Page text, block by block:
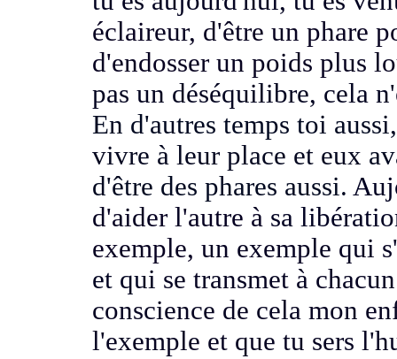
éclaireur, d'être un phare
d'endosserun poids plus
pas un déséquilibre, cela
En d'autres temps toi
vivre à leur place et eux
d'être des phares aussi.
d'aider l'autre à sa
exemple,un exemple qui
et qui se transmet à
conscience de cela mon
l'exemple et que tu sers